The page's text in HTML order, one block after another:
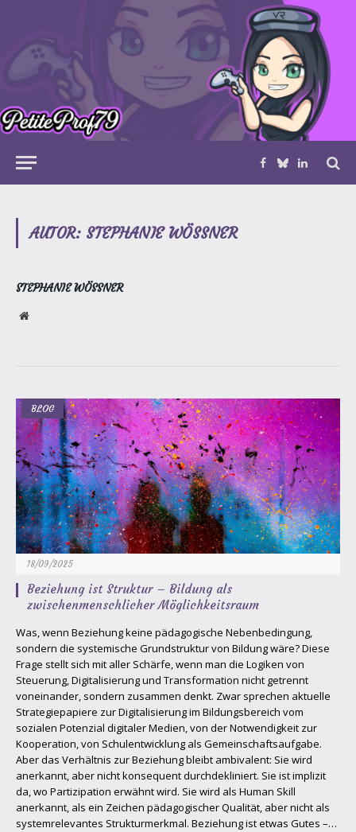
Facebook
BlueskyLinkedIn
AUTOR: STEPHANIE WÖSSNER
STEPHANIE WÖSSNER
Website
BLOG
18/09/2025
Beziehung ist Struktur – Bildung als
zwischenmenschlicher Möglichkeitsraum
Was, wenn Beziehung keine pädagogische Nebenbedingung,
sondern die systemische Grundstruktur von Bildung wäre? Diese
Frage stellt sich mit aller Schärfe, wenn man die Logiken von
Steuerung, Digitalisierung und Transformation nicht getrennt
voneinander, sondern zusammen denkt. Zwar sprechen aktuelle
Strategiepapiere zur Digitalisierung im Bildungsbereich vom
sozialen Potenzial digitaler Medien, von der Notwendigkeit zur
Kooperation, von Schulentwicklung als Gemeinschaftsaufgabe.
Aber das Verhältnis zur Beziehung bleibt ambivalent: Sie wird
anerkannt, aber nicht konsequent durchdekliniert. Sie ist implizit
da, wo Partizipation erwähnt wird. Sie wird als Human Skill
anerkannt, als ein Zeichen pädagogischer Qualität, aber nicht als
systemrelevantes Strukturmerkmal. Beziehung ist etwas Gutes –…